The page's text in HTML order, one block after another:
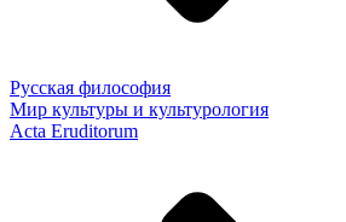
Русская философия
Мир культуры и культурология
Acta Eruditorum